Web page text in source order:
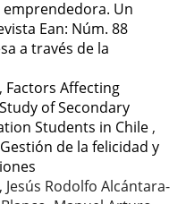
Un
Ean: Núm. 88
a través de la
Factors Affecting
of Secondary
Students in Chile ,
de la felicidad y
Rodolfo Alcántara-